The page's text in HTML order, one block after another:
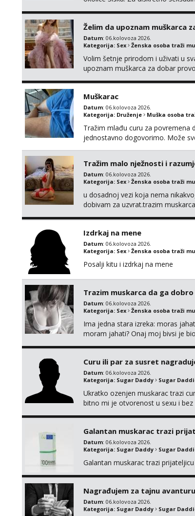
raznih vel...
Želim da upoznam muškarca
Datum: 06.kolovoza 2026.
Kategorija: Sex Ženska osoba traži
Volim šetnje prirodom i uživati u
upoznam muškarca za dobar
Muškarac
Datum: 06.kolovoza 2026.
Kategorija: Druženje Muška osoba
Tražim mlađu curu za povremena
jednostavno dogovorimo. Može
Tražim malo nježnosti i
Datum: 06.kolovoza 2026.
Kategorija: Sex Ženska osoba traži
u dosadnoj vezi koja nema
dobivam za uzvrat.trazim
Izdrkaj na mene
Datum: 06.kolovoza 2026.
Kategorija: Sex Ženska osoba traži
Posalji kitu i izdrkaj na mene
Trazim muskarca da ga dobro
Datum: 06.kolovoza 2026.
Kategorija: Sex Ženska osoba traži
Ima jedna stara izreka: moras
moram jahati? Onaj moj bivsi je
Curu ili par za susret
Datum: 06.kolovoza 2026.
Kategorija: Sugar Daddy Sugar
Ukratko ozenjen muskarac trazi
bitno mi je otvorenost u sexu i
Galantan muskarac trazi
Datum: 06.kolovoza 2026.
Kategorija: Sugar Daddy Sugar
Galantan muskarac trazi
Nagrađujem za tajnu avanturu
Datum: 06.kolovoza 2026.
Kategorija: Sugar Daddy Sugar